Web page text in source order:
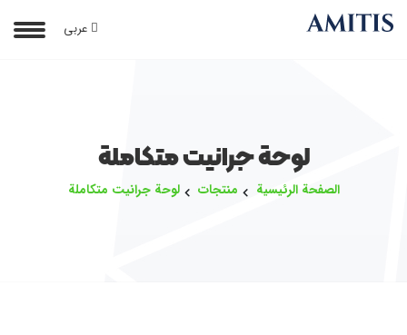
عربی
لوحة جرانيت متكاملة
الصفحة الرئيسية منتجات لوحة جرانيت متكاملة